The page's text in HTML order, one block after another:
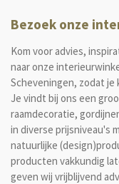
Bezoek onze
Kom voor advies,
naar onze
Scheveningen, zodat je
Je vindt bij ons een
raamdecoratie,
in diverse prijsniveau's
natuurlijke
producten vakkundig
geven wij vrijblijvend